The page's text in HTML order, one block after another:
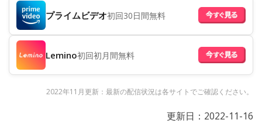
プライムビデオ初回30日間無料
Lemino初回初月間無料
2022年11月更新：最新の配信状況は各サイトでご確認ください。
更新日： 2022-11-16